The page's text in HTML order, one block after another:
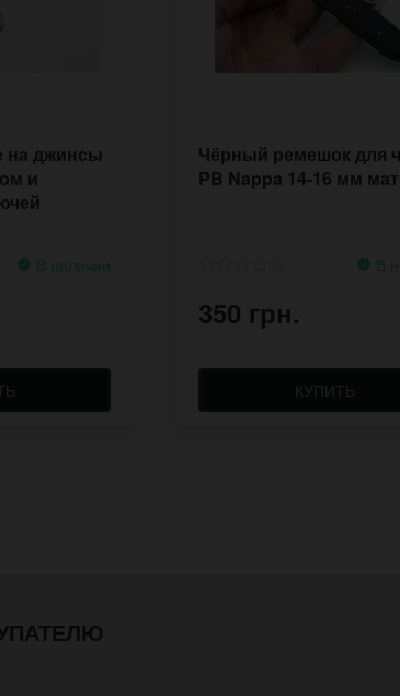
на джинсы
и
В наличии
Чёрный ремешок для
PB Nappa 14-16 мм
В
350 грн.
КУПИТЬ